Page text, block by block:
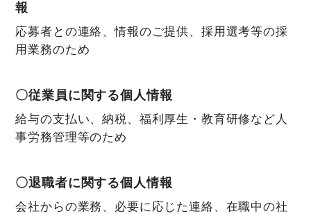
報
応募者との連絡、情報のご提供、採用選考等の採
用業務のため
〇従業員に関する個人情報
給与の支払い、納税、福利厚生・教育研修など人
事労務管理等のため
〇退職者に関する個人情報
会社からの業務、必要に応じた連絡、在職中の社